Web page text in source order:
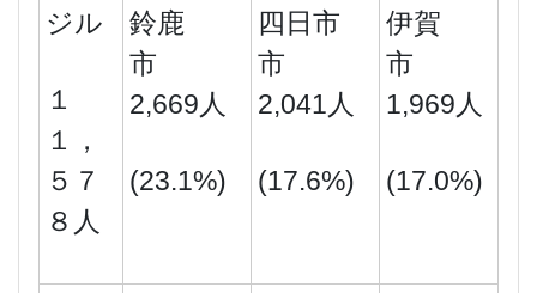
ジル
１
１，
５７
８人
鈴鹿
市
2,669人
(23.1%)
四日市
市
2,041人
(17.6%)
伊賀
市
1,969人
(17.0%)